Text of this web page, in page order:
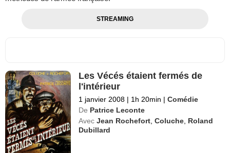
STREAMING
Les Vécés étaient fermés de
l'intérieur
1 janvier 2008 | 1h 20min | Comédie
De Patrice Leconte
Avec Jean Rochefort ,Coluche Roland
Dubillard